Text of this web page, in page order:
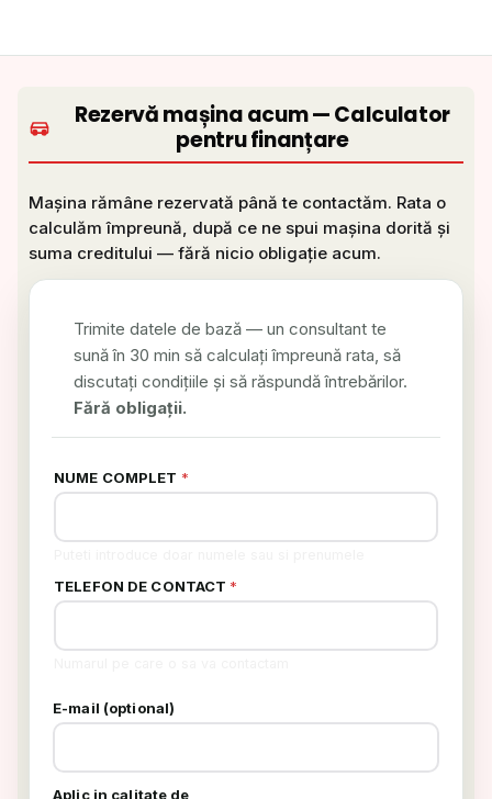
Rezervă mașina acum — Calculator
pentru finanțare
Mașina rămâne rezervată până te contactăm. Rata o
calculăm împreună, după ce ne spui mașina dorită și
suma creditului — fără nicio obligație acum.
Trimite datele de bază — un consultant te
sună în 30 min să calculați împreună rata, să
discutați condițiile și să răspundă întrebărilor.
Fără obligații.
NUME COMPLET *
TELEFON DE CONTACT *
E-mail (optional)
Aplic in calitate de